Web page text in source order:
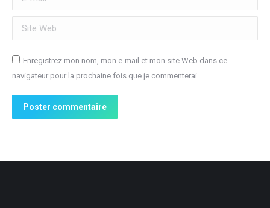
Site Web
Enregistrez mon nom, mon e-mail et mon site Web dans ce
navigateur pour la prochaine fois que je commenterai.
Poster commentaire